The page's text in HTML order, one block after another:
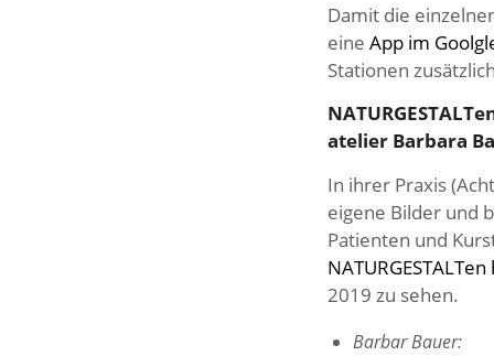
Damit die
eine App im
Stationen
atelier Barbara
In ihrer Praxis
eigene Bilder und
Patienten und
2019 zu sehen.
Barbar Bauer: